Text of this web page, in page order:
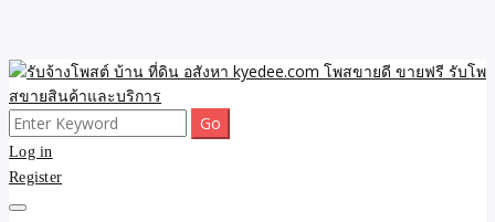
Skip
to
content
รับจ้างโพสต์ บ้าน ที่ดิน
อสังหา kyedee.com โพส
ขายดี โพสประกาศขายสินค้าฟรี บ้าน ที่ดิน อสังหา รับโพสต์ประกาศขาย
ของ รับรองผล ดีที่สุดถูกที่สุด ติดหน้าแรกกูเกืล
Search
for:
Log in
Register